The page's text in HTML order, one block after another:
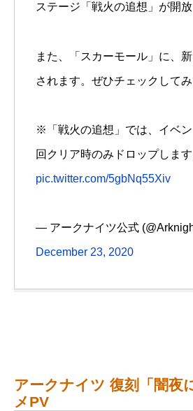
ステージ「戦火の追想」が開放
また、「スカーモール」に、
されます。ぜひチェックしてみ
※「戦火の追想」では、イベ
回クリア時のみドロップします
pic.twitter.com/5gbNq55Xiv
— アークナイツ公式
December 23, 2020
アークナイツ 復刻「闇夜
メPV